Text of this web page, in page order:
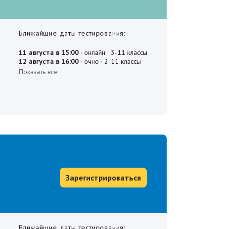
Ближайшие даты тестирования:
Зарегистрироваться